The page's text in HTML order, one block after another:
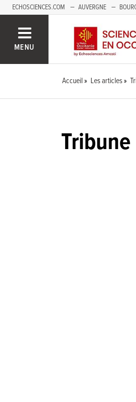
ECHOSCIENCES.COM AUVERGNE
MENU
Accueil Les articles